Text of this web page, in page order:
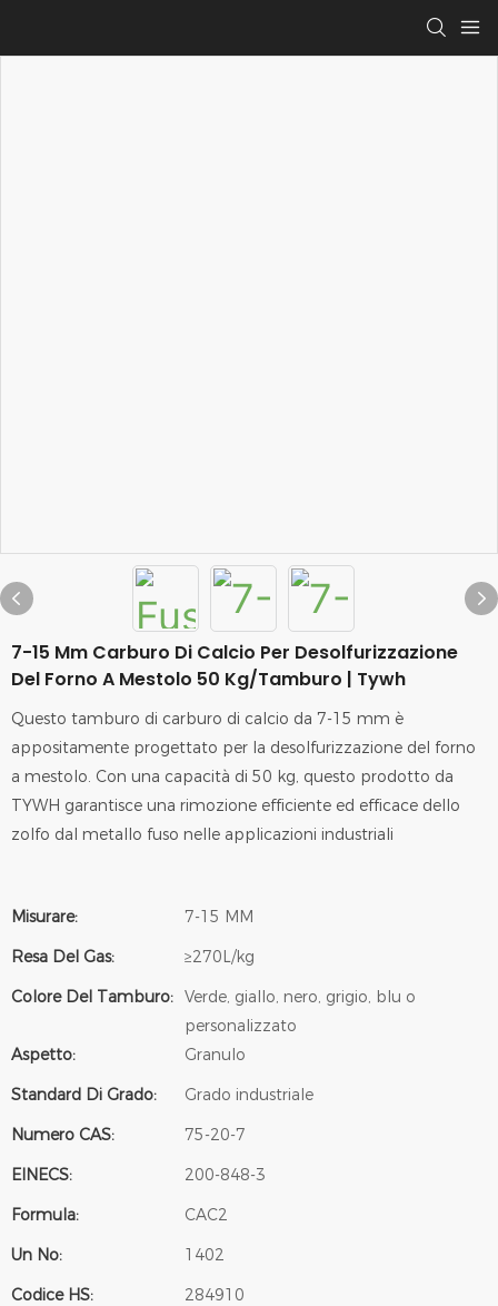
7-15 Mm Carburo Di Calcio Per Desolfurizzazione
Del Forno A Mestolo 50 Kg/tamburo | Tywh
Questo tamburo di carburo di calcio da 7-15 mm è
appositamente progettato per la desolfurizzazione del forno
a mestolo. Con una capacità di 50 kg, questo prodotto da
TYWH garantisce una rimozione efficiente ed efficace dello
zolfo dal metallo fuso nelle applicazioni industriali
Misurare:
7-15 MM
Resa Del Gas:
≥270L/kg
Colore Del Tamburo: Verde, giallo, nero, grigio, blu o
personalizzato
Aspetto:
Granulo
Standard Di Grado:
Grado industriale
Numero CAS:
75-20-7
EINECS:
200-848-3
Formula:
CAC2
Un No:
1402
Codice HS:
284910